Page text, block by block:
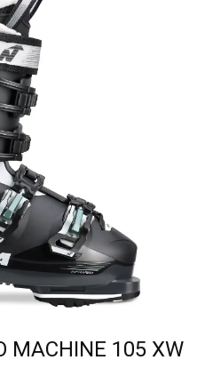
MACHINE 105 XW